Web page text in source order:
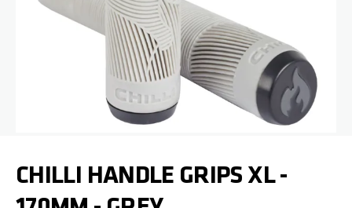
CHILLI HANDLE GRIPS XL -